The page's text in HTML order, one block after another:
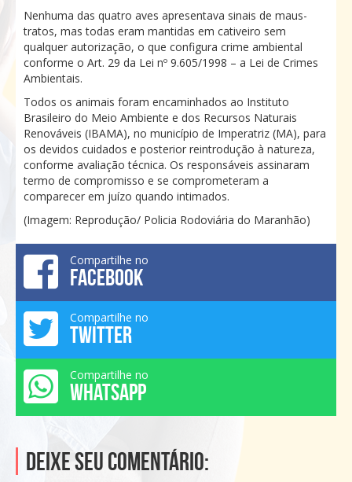
Nenhuma das quatro aves apresentava sinais de maus-
tratos, mas todas eram mantidas em cativeiro sem
qualquer autorização, o que configura crime ambiental
conforme o Art. 29 da Lei nº 9.605/1998 – a Lei de Crimes
Ambientais.
Todos os animais foram encaminhados ao Instituto
Brasileiro do Meio Ambiente e dos Recursos Naturais
Renováveis (IBAMA), no município de Imperatriz (MA), para
os devidos cuidados e posterior reintrodução à natureza,
conforme avaliação técnica. Os responsáveis assinaram
termo de compromisso e se comprometeram a
comparecer em juízo quando intimados.
(Imagem: Reprodução/ Policia Rodoviária do Maranhão)
Compartilhe no
FACEBOOK
Compartilhe no
TWITTER
Compartilhe no
WHATSAPP
Deixe seu comentário: